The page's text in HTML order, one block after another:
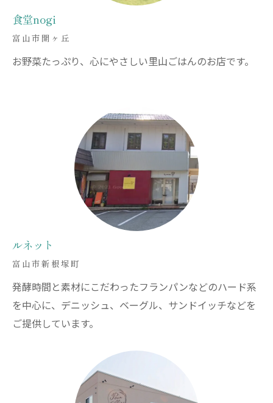
食堂nogi
富山市開ヶ丘
お野菜たっぷり、心にやさしい里山ごはんのお店です。
ルネット
富山市新根塚町
発酵時間と素材にこだわったフランパンなどのハード系
を中心に、デニッシュ、ベーグル、サンドイッチなどを
ご提供しています。